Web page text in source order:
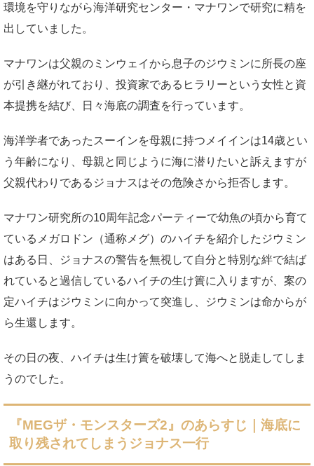
環境を守りながら海洋研究センター・マナワンで研究に精を
出していました。
マナワンは父親のミンウェイから息子のジウミンに所長の座
が引き継がれており、投資家であるヒラリーという女性と資
本提携を結び、日々海底の調査を行っています。
海洋学者であったスーインを母親に持つメイインは14歳とい
う年齢になり、母親と同じように海に潜りたいと訴えますが
父親代わりであるジョナスはその危険さから拒否します。
マナワン研究所の10周年記念パーティーで幼魚の頃から育て
ているメガロドン（通称メグ）のハイチを紹介したジウミン
はある日、ジョナスの警告を無視して自分と特別な絆で結ば
れていると過信しているハイチの生け簀に入りますが、案の
定ハイチはジウミンに向かって突進し、ジウミンは命からが
ら生還します。
その日の夜、ハイチは生け簀を破壊して海へと脱走してしま
うのでした。
『MEGザ・モンスターズ2』のあらすじ｜海底に
取り残されてしまうジョナス一行